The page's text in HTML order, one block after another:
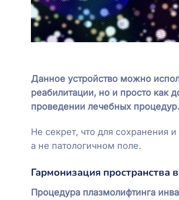
Данное устройство можно
реабилитации, но и просто как
проведении лечебных процедур.
Не секрет, что для сохранения
а не патологичном поле.
Гармонизация пространства
Процедура плазмолифтинга